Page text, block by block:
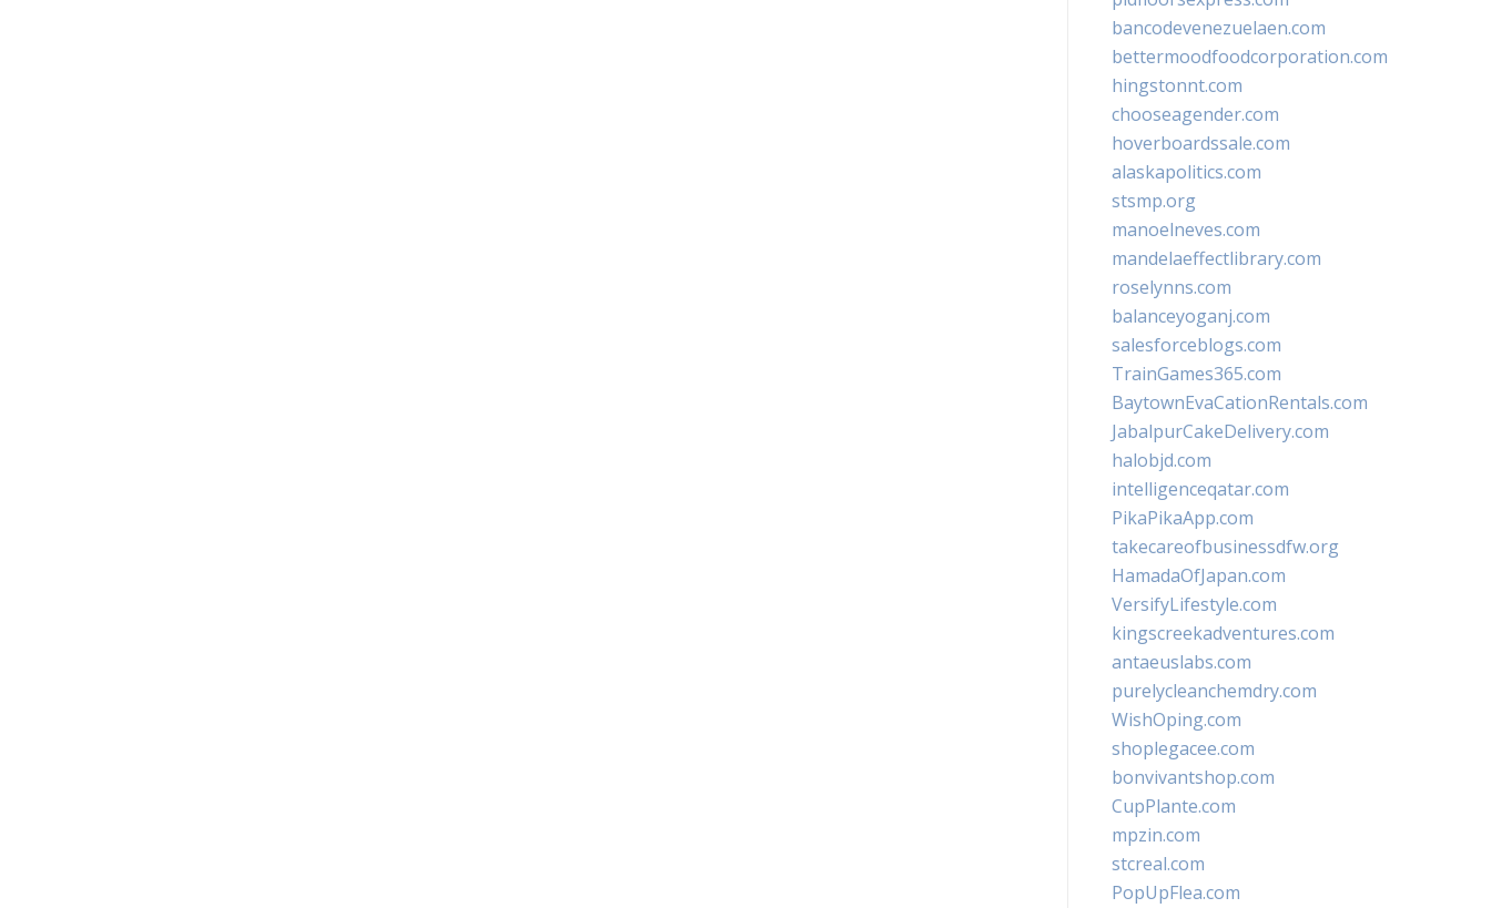
bancodevenezuelaen.com
bettermoodfoodcorporation.com
hingstonnt.com
chooseagender.com
hoverboardssale.com
alaskapolitics.com
stsmp.org
manoelneves.com
mandelaeffectlibrary.com
roselynns.com
balanceyoganj.com
salesforceblogs.com
TrainGames365.com
BaytownEvaCationRentals.com
JabalpurCakeDelivery.com
halobjd.com
intelligenceqatar.com
PikaPikaApp.com
takecareofbusinessdfw.org
HamadaOfJapan.com
VersifyLifestyle.com
kingscreekadventures.com
antaeuslabs.com
purelycleanchemdry.com
WishOping.com
shoplegacee.com
bonvivantshop.com
CupPlante.com
mpzin.com
stcreal.com
PopUpFlea.com